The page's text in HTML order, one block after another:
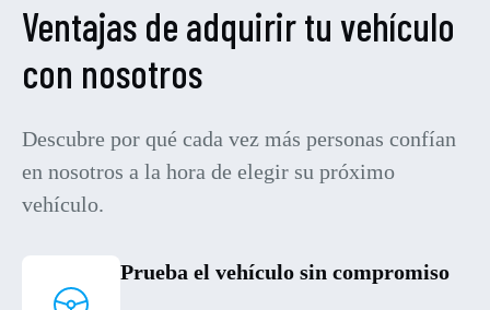
Ventajas de adquirir tu vehículo
con nosotros
Descubre por qué cada vez más personas confían
en nosotros a la hora de elegir su próximo
vehículo.
Prueba el vehículo sin compromiso